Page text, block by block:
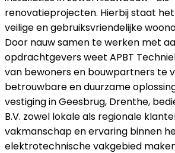
renovatieprojecten. Hierbij staat
veilige en gebruiksvriendelijke
Door nauw samen te werken met
opdrachtgevers weet APBT
van bewoners en bouwpartners te
betrouwbare en duurzame
vestiging in Geesbrug, Drenthe,
B.V. zowel lokale als regionale
vakmanschap en ervaring binnen
elektrotechnische vakgebied